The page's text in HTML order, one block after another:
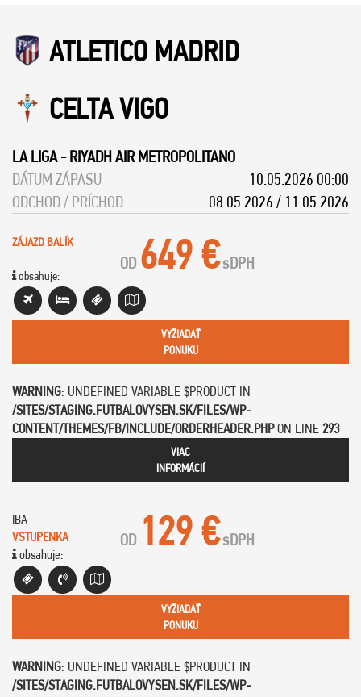
ATLETICO MADRID
CELTA VIGO
LA LIGA-RIYADH AIR METROPOLITANO
DÁTUM ZÁPASU
10.05.2026 00:00
ODCHOD / PRÍCHOD
08.05.2026 / 11.05.2026
ZÁJAZD BALÍK
obsahuje:
OD 649 €sDPH
VYŽIADAŤ
PONUKU
WARNING: UNDEFINED VARIABLE $PRODUCT IN
/SITES/STAGING.FUTBALOVYSEN.SK/FILES/WP-
CONTENT/THEMES/FB/INCLUDE/ORDERHEADER.PHPON LINE 293
VIAC
INFORMÁCIÍ
IBA
VSTUPENKA
obsahuje:
OD 129 €sDPH
VYŽIADAŤ
PONUKU
WARNING: UNDEFINED VARIABLE $PRODUCT IN
/SITES/STAGING.FUTBALOVYSEN.SK/FILES/WP-